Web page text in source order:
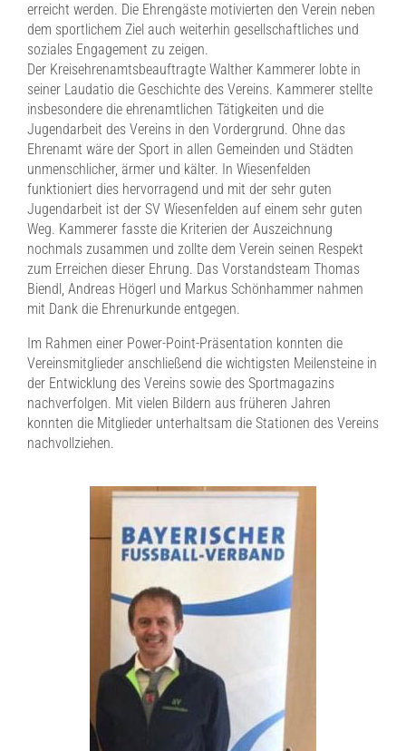
erreicht werden. Die Ehrengäste motivierten den Verein neben
dem sportlichem Ziel auch weiterhin gesellschaftliches und
soziales Engagement zu zeigen.
Der Kreisehrenamtsbeauftragte Walther Kammerer lobte in
seiner Laudatio die Geschichte des Vereins. Kammerer stellte
insbesondere die ehrenamtlichen Tätigkeiten und die
Jugendarbeit des Vereins in den Vordergrund. Ohne das
Ehrenamt wäre der Sport in allen Gemeinden und Städten
unmenschlicher, ärmer und kälter. In Wiesenfelden
funktioniert dies hervorragend und mit der sehr guten
Jugendarbeit ist der SV Wiesenfelden auf einem sehr guten
Weg. Kammerer fasste die Kriterien der Auszeichnung
nochmals zusammen und zollte dem Verein seinen Respekt
zum Erreichen dieser Ehrung. Das Vorstandsteam Thomas
Biendl, Andreas Högerl und Markus Schönhammer nahmen
mit Dank die Ehrenurkunde entgegen.
Im Rahmen einer Power-Point-Präsentation konnten die
Vereinsmitglieder anschließend die wichtigsten Meilensteine in
der Entwicklung des Vereins sowie des Sportmagazins
nachverfolgen. Mit vielen Bildern aus früheren Jahren
konnten die Mitglieder unterhaltsam die Stationen des Vereins
nachvollziehen.